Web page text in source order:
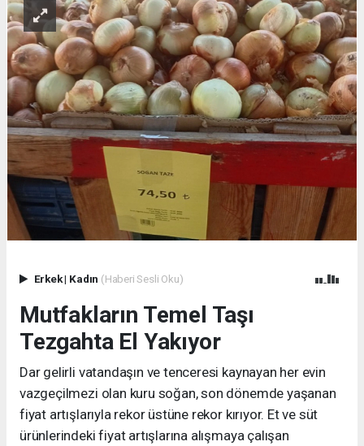
Erkek| Kadın (Haberi Sesli Oku)
Mutfakların Temel Taşı
Tezgahta El Yakıyor
Dar gelirli vatandaşın ve tenceresi kaynayan her evin
vazgeçilmezi olan kuru soğan, son dönemde yaşanan
fiyat artışlarıyla rekor üstüne rekor kırıyor. Et ve süt
ürünlerindeki fiyat artışlarına alışmaya çalışan